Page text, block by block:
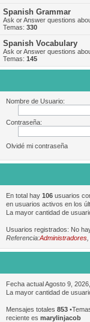
Spanish Grammar
Ask or Answer questions
Temas: 330
Spanish Vocabulary
Ask or Answer questions
Temas: 145
Nombre de Usuario:
Contraseña:
Olvidé mi contraseña
En total hay 106 usuarios
en usuarios activos en los
La mayor cantidad de
Usuarios registrados: No
Referencia:Administradores
Fecha actual Agosto 9,
La mayor cantidad de
Mensajes totales 853
reciente es marylinjacob